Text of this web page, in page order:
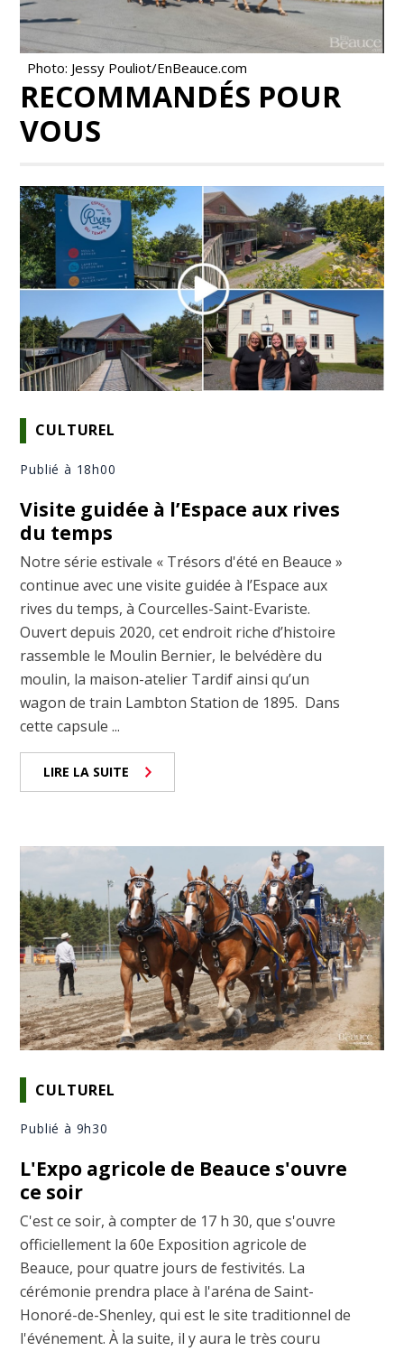
Photo: Jessy Pouliot/EnBeauce.com
RECOMMANDÉS POUR
VOUS
CULTUREL
Publié à 18h00
Visite guidée à l’Espace aux rives
du temps
Notre série estivale « Trésors d'été en Beauce »
continue avec une visite guidée à l’Espace aux
rives du temps, à Courcelles-Saint-Evariste.
Ouvert depuis 2020, cet endroit riche d’histoire
rassemble le Moulin Bernier, le belvédère du
moulin, la maison-atelier Tardif ainsi qu’un
wagon de train Lambton Station de 1895. Dans
cette capsule ...
LIRE LA SUITE
CULTUREL
Publié à 9h30
L'Expo agricole de Beauce s'ouvre
ce soir
C'est ce soir, à compter de 17 h 30, que s'ouvre
officiellement la 60e Exposition agricole de
Beauce, pour quatre jours de festivités. La
cérémonie prendra place à l'aréna de Saint-
Honoré-de-Shenley, qui est le site traditionnel de
l'événement. À la suite, il y aura le très couru